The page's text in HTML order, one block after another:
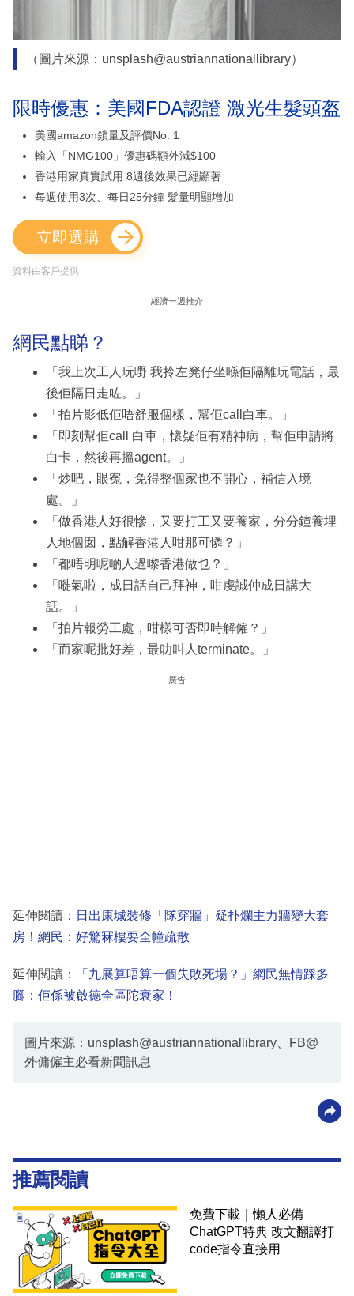
（圖片來源：unsplash@austriannationallibrary）
限時優惠：美國FDA認證 激光生髮頭盔
美國amazon鎖量及評價No. 1
輸入「NMG100」優惠碼額外減$100
香港用家真實試用 8週後效果已經顯著
每週使用3次、每日25分鐘 髮量明顯增加
立即選購
資料由客戶提供
經濟一週推介
網民點睇？
「我上次工人玩嘢 我拎左凳仔坐喺佢隔離玩電話，最
後佢隔日走咗。」
「拍片影低佢唔舒服個樣，幫佢call白車。」
「即刻幫佢call 白車，懷疑佢有精神病，幫佢申請將
白卡，然後再搵agent。」
「炒吧，眼寃，免得整個家也不開心，補信入境
處。」
「做香港人好很慘，又要打工又要養家，分分鐘養埋
人地個囡，點解香港人咁那可憐？」
「都唔明呢啲人過嚟香港做乜？」
「嘥氣啦，成日話自己拜神，咁虔誠仲成日講大
話。」
「拍片報勞工處，咁樣可否即時解僱？」
「而家呢批好差，最叻叫人terminate。」
廣告
延伸閱讀： 日出康城裝修「隊穿牆」疑扑爛主力牆變大套
房！網民：好驚冧樓要全幢疏散
延伸閱讀：
「九展算唔算一個失敗死場？」網民無情踩多
腳：佢係被啟德全區陀衰家！
圖片來源：unsplash@austriannationallibrary、FB@
外傭僱主必看新聞訊息
推薦閱讀
免費下載｜懶人必備
ChatGPT特典 改文翻譯打
code指令直接用